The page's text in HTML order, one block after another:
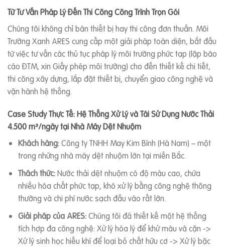
Từ Tư Vấn Pháp Lý Đến Thi Công Công Trình Trọn Gói
Chúng tôi không chỉ bán thiết bị hay thi công đơn thuần. Môi
Trường Xanh ARES cung cấp một giải pháp toàn diện, bắt đầu
từ việc tư vấn các thủ tục pháp lý môi trường phức tạp (lập báo
cáo ĐTM, xin Giấy phép môi trường) cho đến thiết kế chi tiết,
thi công xây dựng, lắp đặt thiết bị, chuyển giao công nghệ và
vận hành hệ thống.
Case Study Thực Tế: Hệ Thống Xử Lý và Tái Sử Dụng Nước Thải
4.500 m³/ngày tại Nhà Máy Dệt Nhuộm
Khách hàng:Công ty TNHH May Kim Bình (Hà Nam) – một
trong những nhà máy dệt nhuộm lớn tại miền Bắc.
Thách thức:Nước thải dệt nhuộm có độ màu cao, chứa
nhiều hóa chất phức tạp, khó xử lý bằng công nghệ thông
thường và chi phí nước sạch đầu vào rất lớn.
Giải pháp của ARES:Chúng tôi đã thiết kế một hệ thống
tích hợp đa công nghệ: Xử lý hóa lý để khử màu và cặn ->
Xử lý sinh học hiếu khí để loại bỏ chất hữu cơ -> Xử lý bậc